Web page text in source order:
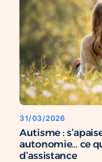
31/03/2026
Autisme :
autonomie… ce
d’assistance